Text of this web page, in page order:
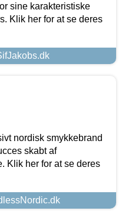
sine karakteristiske
Klik her for at se deres
nordisk smykkebrand
skabt af
Klik her for at se deres